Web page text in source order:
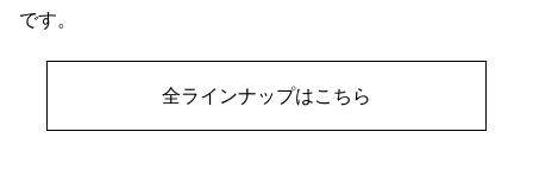
です。
全ラインナップはこちら